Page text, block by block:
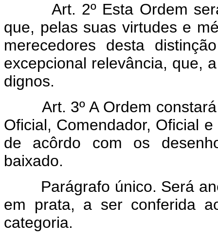
Art. 2º Esta Ordem
que, pelas suas virtudes e
merecedores desta
excepcional relevância, que,
dignos.
Art. 3º A Ordem
Oficial, Comendador, Oficial
de acôrdo com os
baixado.
Parágrafo único. Será
em prata, a ser conferida
categoria.